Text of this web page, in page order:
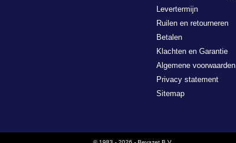
Levertermijn
Ruilen en retourneren
Betalen
Klachten en Garantie
Algemene voorwaarden
Privacy statement
Sitemap